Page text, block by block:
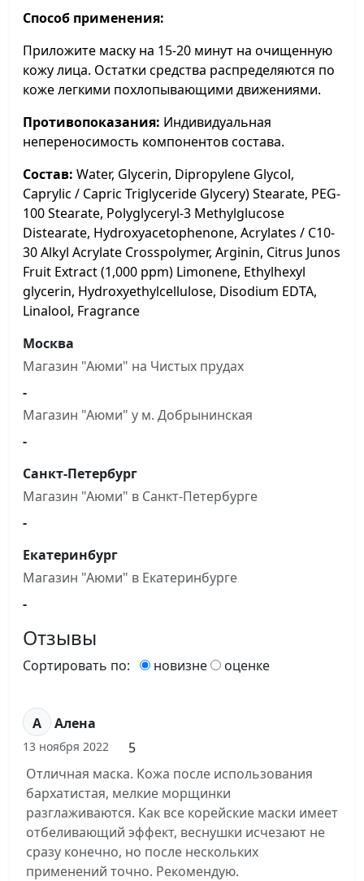
Способ применения:
Приложите маску на 15-20 минут на очищенную
кожу лица. Остатки средства распределяются по
коже легкими похлопывающими движениями.
Противопоказания: Индивидуальная
непереносимость компонентов состава.
Состав: Water, Glycerin, Dipropylene Glycol,
Caprylic / Capric Triglyceride Glycery) Stearate, PEG-
100 Stearate, Polyglyceryl-3 Methylglucose
Distearate, Hydroxyacetophenone, Acrylates / C10-
30 Alkyl Acrylate Crosspolymer, Arginin, Citrus Junos
Fruit Extract (1,000 ppm) Limonene, Ethylhexyl
glycerin, Hydroxyethylcellulose, Disodium EDTA,
Linalool, Fragrance
Москва
Магазин "Аюми" на Чистыx прудах
-
Магазин "Аюми" у м. Добрынинская
-
Санкт-Петербург
Магазин "Аюми" в Санкт-Петербурге
-
Екатеринбург
Магазин "Аюми" в Екатеринбурге
-
Отзывы
Сортировать по: новизне оценке
А Алена
13 ноября 2022
5
Отличная маска. Кожа после использования
бархатистая, мелкие морщинки
разглаживаются. Как все корейские маски имеет
отбеливающий эффект, веснушки исчезают не
сразу конечно, но после нескольких
применений точно. Рекомендую.